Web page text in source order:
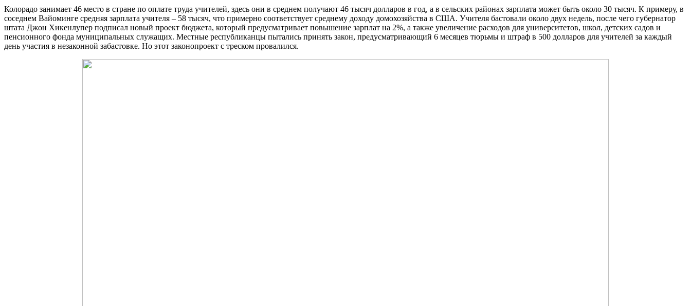
Колорадо занимает 46 место в стране по оплате труда учителей, здесь они в среднем получают 46 тысяч долларов в год, а в сельских районах зарплата может быть около 30 тысяч. К примеру, в
соседнем Вайоминге средняя зарплата учителя – 58 тысяч, что примерно соответствует среднему доходу домохозяйства в США. Учителя бастовали около двух недель, после чего губернатор
штата Джон Хикенлупер подписал новый проект бюджета, который предусматривает повышение зарплат на 2%, а также увеличение расходов для университетов, школ, детских садов и
пенсионного фонда муниципальных служащих. Местные республиканцы пытались принять закон, предусматривающий 6 месяцев тюрьмы и штраф в 500 долларов для учителей за каждый
день участия в незаконной забастовке. Но этот законопроект с треском провалился.